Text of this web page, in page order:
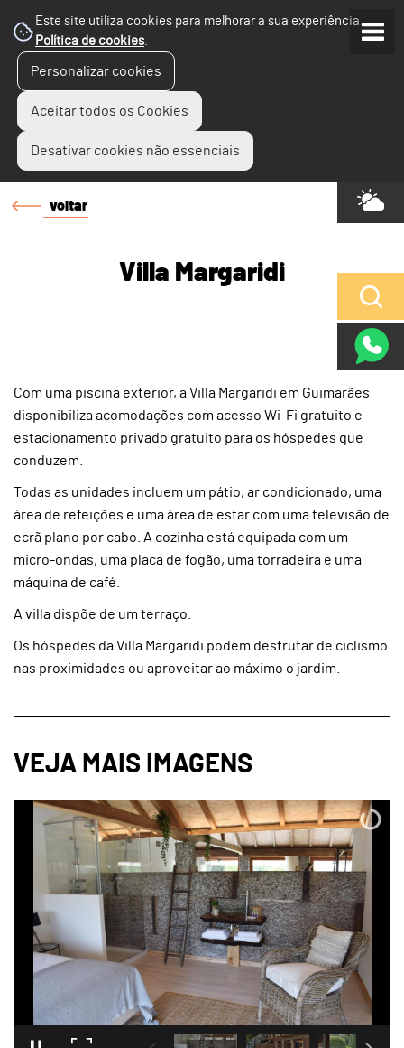
Este site utiliza cookies para melhorar a sua experiência.
Política de cookies.
Personalizar cookies
Aceitar todos os Cookies
Desativar cookies não essenciais
voltar
Villa Margaridi
Com uma piscina exterior, a Villa Margaridi em Guimarães
disponibiliza acomodações com acesso Wi-Fi gratuito e
estacionamento privado gratuito para os hóspedes que
conduzem.
Todas as unidades incluem um pátio, ar condicionado, uma
área de refeições e uma área de estar com uma televisão de
ecrã plano por cabo. A cozinha está equipada com um
micro-ondas, uma placa de fogão, uma torradeira e uma
máquina de café.
A villa dispõe de um terraço.
Os hóspedes da Villa Margaridi podem desfrutar de ciclismo
nas proximidades ou aproveitar ao máximo o jardim.